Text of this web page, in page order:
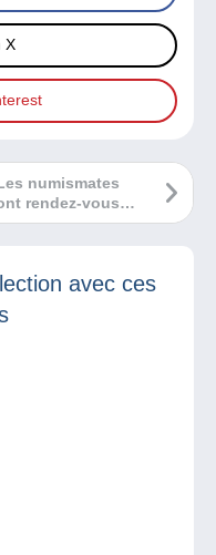
X
numismates
rendez-vous à
le 4
avec ces